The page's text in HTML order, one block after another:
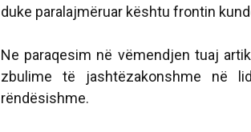
duke paralajmëruar kështu frontin
Ne paraqesim në vëmendjen tuaj
zbulime të jashtëzakonshme në
rëndësishme.